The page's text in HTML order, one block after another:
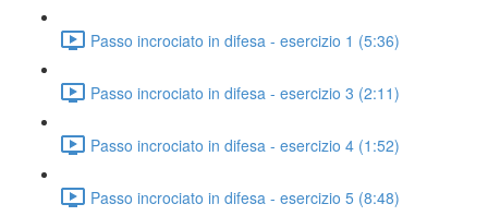
Passo incrociato in difesa - esercizio 1 (5:36)
Passo incrociato in difesa - esercizio 3 (2:11)
Passo incrociato in difesa - esercizio 4 (1:52)
Passo incrociato in difesa - esercizio 5 (8:48)